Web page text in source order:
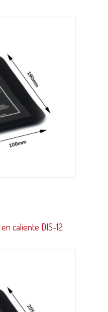
caliente DIS-12